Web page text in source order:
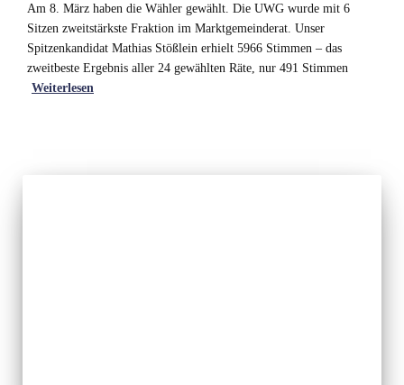
Am 8. März haben die Wähler gewählt. Die UWG wurde mit 6
Sitzen zweitstärkste Fraktion im Marktgemeinderat. Unser
Spitzenkandidat Mathias Stößlein erhielt 5966 Stimmen – das
zweitbeste Ergebnis aller 24 gewählten Räte, nur 491 Stimmen
Weiterlesen